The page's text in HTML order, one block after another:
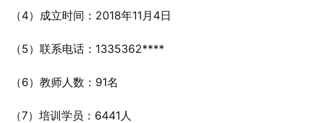
（4）成立时间：2018年11月4日
（5）联系电话：1335362****
（6）教师人数：91名
（7）培训学员：6441人